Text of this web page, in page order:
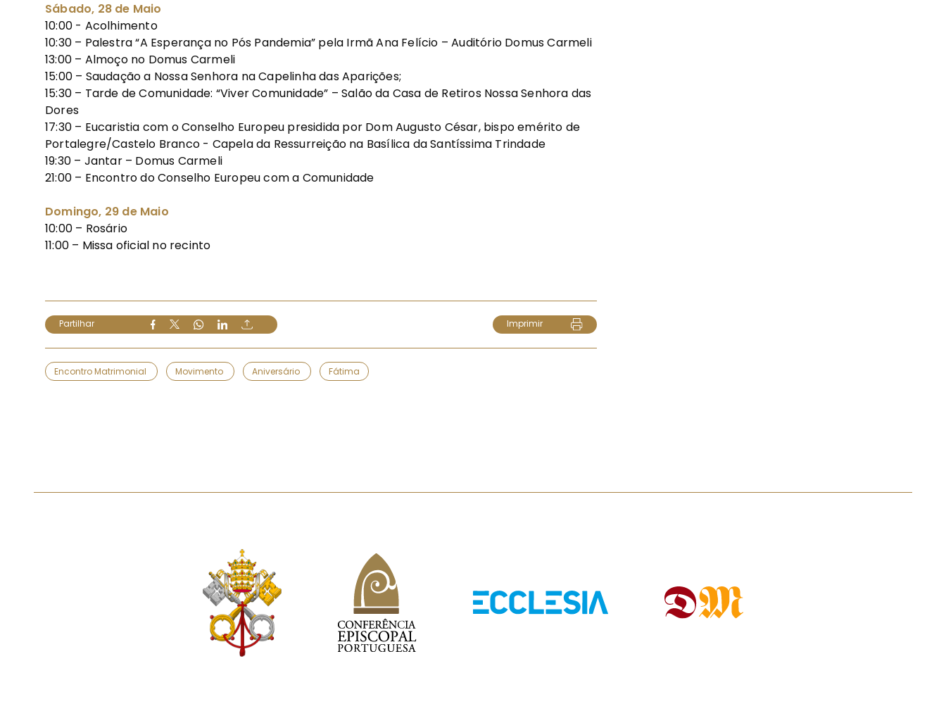
Sábado, 28 de Maio
10:00 - Acolhimento
10:30 – Palestra “A Esperança no Pós Pandemia” pela Irmã Ana Felício – Auditório Domus Carmeli
13:00 – Almoço no Domus Carmeli
15:00 – Saudação a Nossa Senhora na Capelinha das Aparições;
15:30 – Tarde de Comunidade: “Viver Comunidade” – Salão da Casa de Retiros Nossa Senhora das
Dores
17:30 – Eucaristia com o Conselho Europeu presidida por Dom Augusto César, bispo emérito de
Portalegre/Castelo Branco - Capela da Ressurreição na Basílica da Santíssima Trindade
19:30 – Jantar – Domus Carmeli
21:00 – Encontro do Conselho Europeu com a Comunidade
Domingo, 29 de Maio
10:00 – Rosário
11:00 – Missa oficial no recinto
Partilhar Imprimir
Encontro Matrimonial Movimento Aniversário Fátima